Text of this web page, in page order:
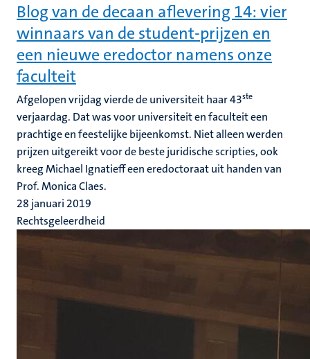
Blog van de decaan aflevering 14: vier
winnaars van de student-prijzen en
een nieuwe eredoctor namens onze
faculteit
Afgelopen vrijdag vierde de universiteit haar 43ste
verjaardag. Dat was voor universiteit en faculteit een
prachtige en feestelijke bijeenkomst. Niet alleen werden
prijzen uitgereikt voor de beste juridische scripties, ook
kreeg Michael Ignatieff een eredoctoraat uit handen van
Prof. Monica Claes.
28 januari 2019
Rechtsgeleerdheid